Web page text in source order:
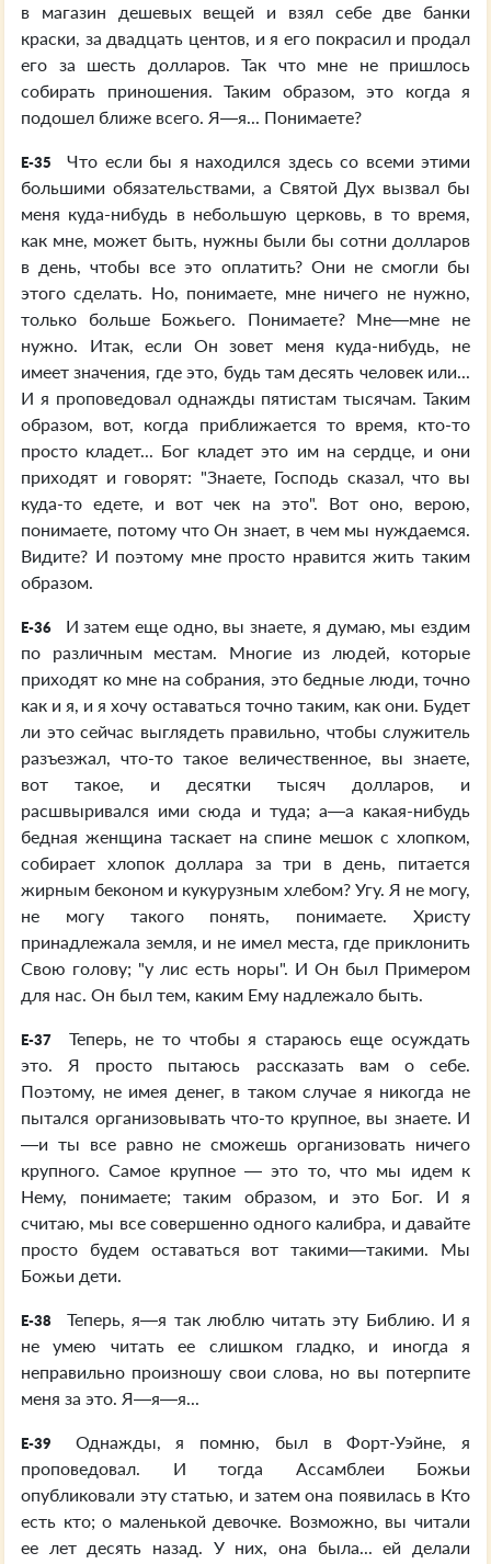
в магазин дешевых вещей и взял себе две банки
краски, за двадцать центов, и я его покрасил и продал
его за шесть долларов. Так что мне не пришлось
собирать приношения. Таким образом, это когда я
подошел ближе всего. Я—я... Понимаете?
E-35
Что если бы я находился здесь со всеми этими
большими обязательствами, а Святой Дух вызвал бы
меня куда-нибудь в небольшую церковь, в то время,
как мне, может быть, нужны были бы сотни долларов
в день, чтобы все это оплатить? Они не смогли бы
этого сделать. Но, понимаете, мне ничего не нужно,
только больше Божьего. Понимаете? Мне—мне не
нужно. Итак, если Он зовет меня куда-нибудь, не
имеет значения, где это, будь там десять человек или...
И я проповедовал однажды пятистам тысячам. Таким
образом, вот, когда приближается то время, кто-то
просто кладет... Бог кладет это им на сердце, и они
приходят и говорят: "Знаете, Господь сказал, что вы
куда-то едете, и вот чек на это". Вот оно, верою,
понимаете, потому что Он знает, в чем мы нуждаемся.
Видите? И поэтому мне просто нравится жить таким
образом.
E-36
И затем еще одно, вы знаете, я думаю, мы ездим
по различным местам. Многие из людей, которые
приходят ко мне на собрания, это бедные люди, точно
как и я, и я хочу оставаться точно таким, как они. Будет
ли это сейчас выглядеть правильно, чтобы служитель
разъезжал, что-то такое величественное, вы знаете,
вот такое, и десятки тысяч долларов, и
расшвыривался ими сюда и туда; а—а какая-нибудь
бедная женщина таскает на спине мешок с хлопком,
собирает хлопок доллара за три в день, питается
жирным беконом и кукурузным хлебом? Угу. Я не могу,
не могу такого понять, понимаете. Христу
принадлежала земля, и не имел места, где приклонить
Свою голову; "у лис есть норы". И Он был Примером
для нас. Он был тем, каким Ему надлежало быть.
E-37
Теперь, не то чтобы я стараюсь еще осуждать
это. Я просто пытаюсь рассказать вам о себе.
Поэтому, не имея денег, в таком случае я никогда не
пытался организовывать что-то крупное, вы знаете. И
—и ты все равно не сможешь организовать ничего
крупного. Самое крупное — это то, что мы идем к
Нему, понимаете; таким образом, и это Бог. И я
считаю, мы все совершенно одного калибра, и давайте
просто будем оставаться вот такими—такими. Мы
Божьи дети.
E-38
Теперь, я—я так люблю читать эту Библию. И я
не умею читать ее слишком гладко, и иногда я
неправильно произношу свои слова, но вы потерпите
меня за это. Я—я—я...
E-39
Однажды, я помню, был в Форт-Уэйне, я
проповедовал. И тогда Ассамблеи Божьи
опубликовали эту статью, и затем она появилась в Кто
есть кто; о маленькой девочке. Возможно, вы читали
ее лет десять назад. У них, она была... ей делали